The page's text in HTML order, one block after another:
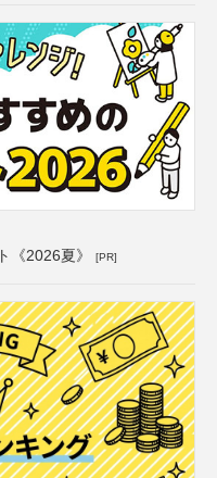
《2026夏》 [PR]